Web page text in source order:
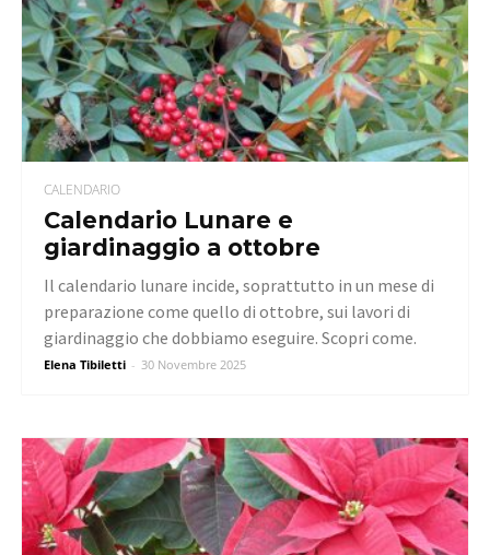
CALENDARIO
Calendario Lunare e
giardinaggio a ottobre
Elena Tibiletti - 30 Novembre 2025
Il calendario lunare incide, soprattutto in un mese di
preparazione come quello di ottobre, sui lavori di
giardinaggio che dobbiamo eseguire. Scopri come.